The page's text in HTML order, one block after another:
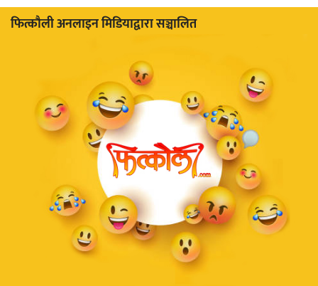
फित्काैली अनलाइन मिडियाद्वारा सञ्चालित